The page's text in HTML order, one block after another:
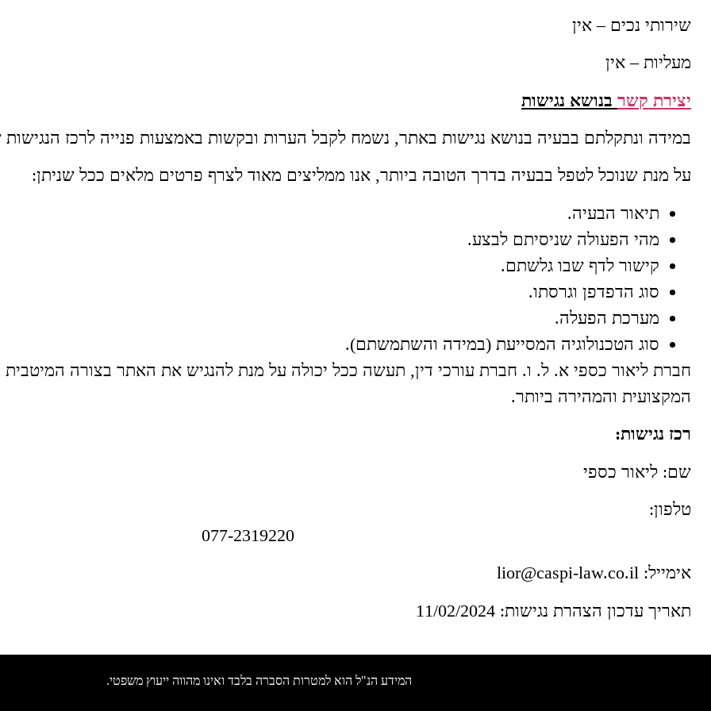
שירותי נכים – אין
מעליות – אין
יצירת קשר בנושא נגישות
במידה ונתקלתם בבעיה בנושא נגישות באתר, נשמח לקבל הערות ובקשות באמצעות פנייה לרכז הנגישות
על מנת שנוכל לטפל בבעיה בדרך הטובה ביותר, אנו ממליצים מאוד לצרף פרטים מלאים ככל שניתן:
תיאור הבעיה.
מהי הפעולה שניסיתם לבצע.
קישור לדף שבו גלשתם.
סוג הדפדפן וגרסתו.
מערכת הפעלה.
סוג הטכנולוגיה המסייעת (במידה והשתמשתם).
חברת ליאור כספי א. ל. ו. חברת עורכי דין, תעשה ככל יכולה על מנת להנגיש את האתר בצורה המיטבית
המקצועית והמהירה ביותר.
רכז נגישות:
שם: ליאור כספי
טלפון:
077-2319220
אימייל: lior@caspi-law.co.il
תאריך עדכון הצהרת נגישות: 11/02/2024
המידע הנ"ל הוא למטרות הסברה בלבד ואינו מהווה ייעוץ משפטי.